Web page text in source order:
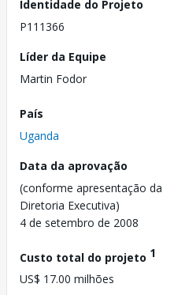
Identidade do Projeto
P111366
Líder da Equipe
Martin Fodor
País
Uganda
Data da aprovação
(conforme apresentação da
Diretoria Executiva)
4 de setembro de 2008
Custo total do projeto 1
US$ 17.00 milhões